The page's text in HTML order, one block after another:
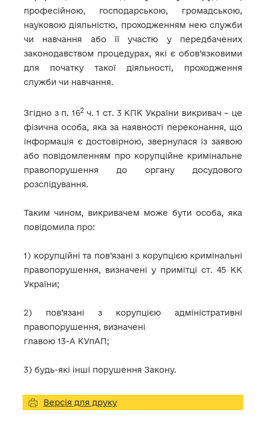
професійною, господарською, громадською,
науковою діяльністю, проходженням нею служби
чи навчання або її участю у передбачених
законодавством процедурах, які є обов’язковими
для початку такої діяльності, проходження
служби чи навчання.
Згідно з п. 162 ч. 1 ст. 3 КПК України викривач – це
фізична особа, яка за наявності переконання, що
інформація є достовірною, звернулася із заявою
або повідомленням про корупційне кримінальне
правопорушення до органу досудового
розслідування.
Таким чином, викривачем може бути особа, яка
повідомила про:
1) корупційні та пов’язані з корупцією кримінальні
правопорушення, визначені у примітці ст. 45 КК
України;
2) пов’язані з корупцією адміністративні
правопорушення, визначені
главою 13-А КУпАП;
3) будь-які інші порушення Закону.
Версія для друку